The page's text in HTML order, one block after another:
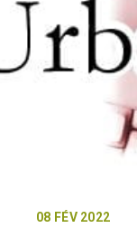
08 FÉV 2022